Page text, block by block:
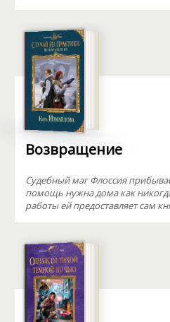
Возвращение
Судебный маг Флоссия
помощь нужна дома как
работы ей предоставляет сам